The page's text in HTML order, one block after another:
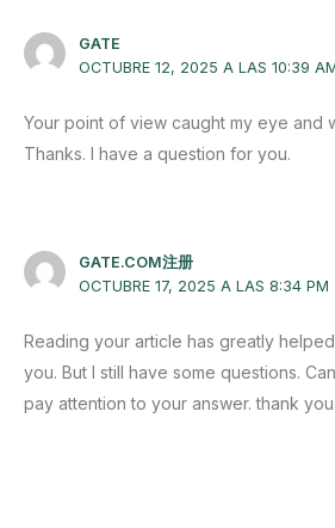
GATE
OCTUBRE 12, 2025 A LAS 10:39
Your point of view caught my eye and
Thanks. I have a question for you.
GATE.COM注册
OCTUBRE 17, 2025 A LAS 8:34 PM
Reading your article has greatly
you. But I still have some questions.
pay attention to your answer. thank you.